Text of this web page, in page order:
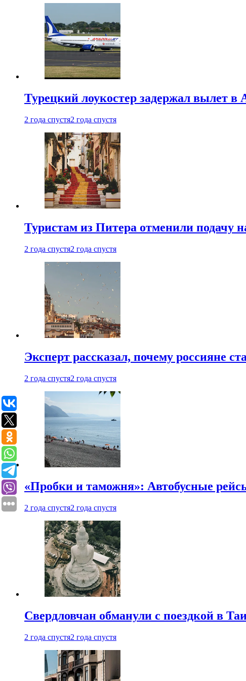
Турецкий лоукостер задержал вылет в
2 года спустя2 года спустя
Туристам из Питера отменили подачу
2 года спустя2 года спустя
Эксперт рассказал, почему россияне
2 года спустя2 года спустя
«Пробки и таможня»: Автобусные
2 года спустя2 года спустя
Свердловчан обманули с поездкой в
2 года спустя2 года спустя